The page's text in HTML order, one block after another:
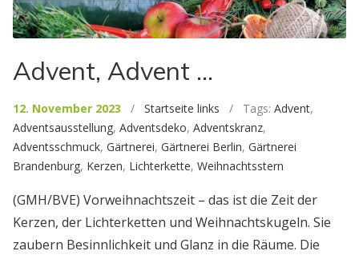
Advent, Advent …
12. November 2023 / Startseite links / Tags: Advent,
Adventsausstellung, Adventsdeko, Adventskranz,
Adventsschmuck, Gärtnerei, Gärtnerei Berlin, Gärtnerei
Brandenburg, Kerzen, Lichterkette, Weihnachtsstern
(GMH/BVE) Vorweihnachtszeit – das ist die Zeit der
Kerzen, der Lichterketten und Weihnachtskugeln. Sie
zaubern Besinnlichkeit und Glanz in die Räume. Die